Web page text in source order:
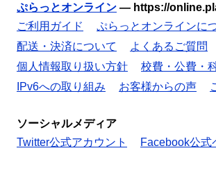
ぷらっとオンライン — https://
ご利用ガイド
ぷらっとオンラインに
配送・決済について
よくあるご質問
個人情報取り扱い方針
校費・公費・
IPv6への取り組み
お客様からの声
ソーシャルメディア
Twitter公式アカウント
Facebook公式